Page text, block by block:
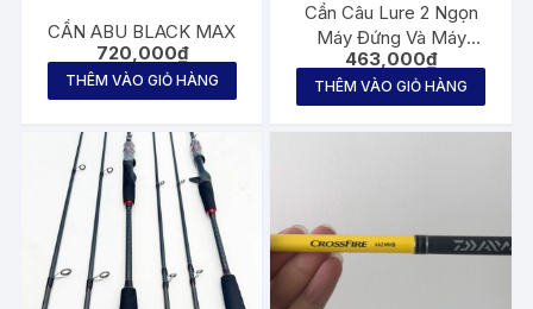
CẦN ABU BLACK MAX
720,000₫
THÊM VÀO GIỎ HÀNG
Cần Câu Lure 2 Ngọn
Máy Đứng Và Máy
Ngang
463,000₫
THÊM VÀO GIỎ HÀNG